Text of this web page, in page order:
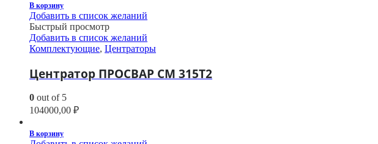
В корзину
Добавить в список желаний
Быстрый просмотр
Добавить в список желаний
Комплектующие, Центраторы
Центратор ПРОСВАР СМ 315Т2
0 out of 5
104000,00 ₽
В корзину